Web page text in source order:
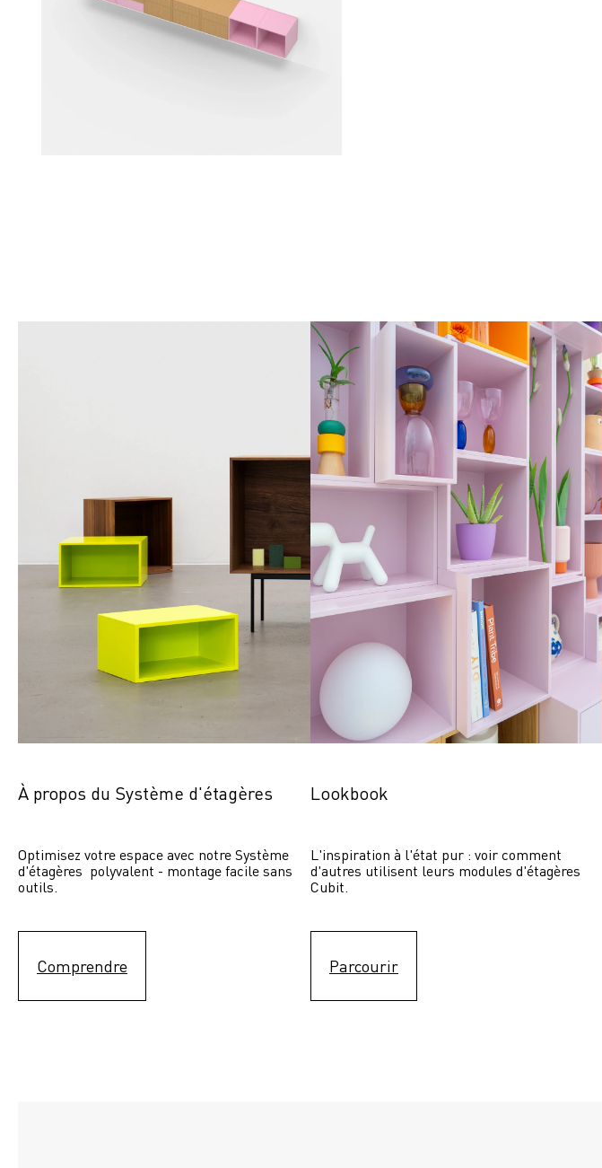
À propos du Système d'étagères
Optimisez votre espace avec notre Système
d'étagères  polyvalent - montage facile sans
outils.
Comprendre
Lookbook
L'inspiration à l'état pur : voir comment
d'autres utilisent leurs modules d'étagères
Cubit.
Parcourir